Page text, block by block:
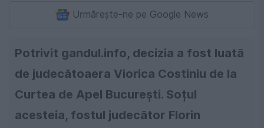
Urmărește-ne pe Google News
Potrivit gandul.info, decizia a fost luată
de judecătoaera Viorica Costiniu de la
Curtea de Apel București. Soțul
acesteia, fostul judecător Florin